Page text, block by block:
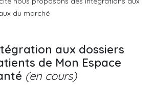
du marché
aux dossiers
de Mon Espace
(en cours)